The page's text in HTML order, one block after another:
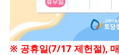
※ 공휴일(7/17 제헌절),